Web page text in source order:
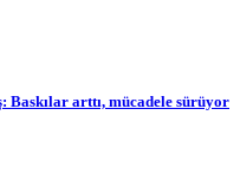
Baskılar arttı, mücadele sürüyor